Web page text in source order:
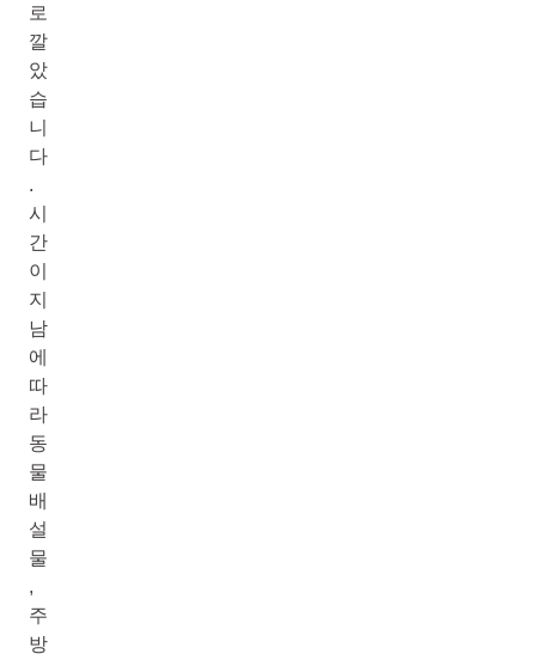
로
깔
았
습
니
다
.
시
간
이
지
남
에
따
라
동
물
배
설
물
,
주
방